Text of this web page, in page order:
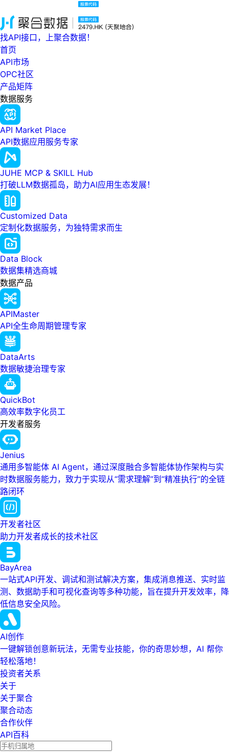
找API接口，上聚合数据！
首页
API市场
OPC社区
产品矩阵
数据服务
API Market Place
API数据应用服务专家
JUHE MCP & SKILL Hub
打破LLM数据孤岛，助力AI应用生态发展！
Customized Data
定制化数据服务，为独特需求而生
Data Block
数据集精选商城
数据产品
APIMaster
API全生命周期管理专家
DataArts
数据敏捷治理专家
QuickBot
高效率数字化员工
开发者服务
Jenius
通用多智能体 AI Agent，通过深度融合多智能体协作架构与实
时数据服务能力，致力于实现从“需求理解”到“精准执行”的全链
路闭环
开发者社区
助力开发者成长的技术社区
BayArea
一站式API开发、调试和测试解决方案，集成消息推送、实时监
测、数据助手和可视化查询等多种功能，旨在提升开发效率，降
低信息安全风险。
AI创作
一键解锁创意新玩法，无需专业技能，你的奇思妙想，AI 帮你
轻松落地！
投资者关系
关于
关于聚合
聚合动态
合作伙伴
API百科